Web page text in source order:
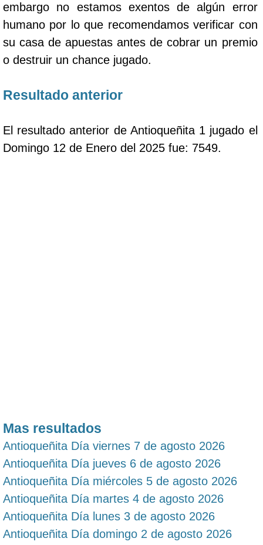
embargo no estamos exentos de algún error
humano por lo que recomendamos verificar con
su casa de apuestas antes de cobrar un premio
o destruir un chance jugado.
Resultado anterior
El resultado anterior de Antioqueñita 1 jugado el
Domingo 12 de Enero del 2025 fue: 7549.
Mas resultados
Antioqueñita Día viernes 7 de agosto 2026
Antioqueñita Día jueves 6 de agosto 2026
Antioqueñita Día miércoles 5 de agosto 2026
Antioqueñita Día martes 4 de agosto 2026
Antioqueñita Día lunes 3 de agosto 2026
Antioqueñita Día domingo 2 de agosto 2026